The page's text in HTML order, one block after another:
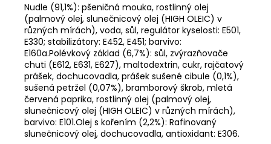
Nudle (91,1%): pšeničná mouka, rostlinný olej
(palmový olej, slunečnicový olej (HIGH OLEIC) v
různých mírách), voda, sůl, regulátor kyselosti: E501,
E330; stabilizátory: E452, E451; barvivo:
E160a.Polévkový základ (6,7%): sůl, zvýrazňovače
chuti (E612, E631, E627), maltodextrin, cukr, rajčatový
prášek, dochucovadla, prášek sušené cibule (0,1%),
sušená petržel (0,07%), bramborový škrob, mletá
červená paprika, rostlinný olej (palmový olej,
slunečnicový olej (HIGH OLEIC) v různých mírách),
barvivo: E101.Olej s kořením (2,2%): Rafinovaný
slunečnicový olej, dochucovadla, antioxidant: E306.